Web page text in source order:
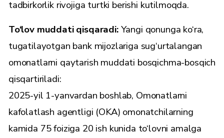
tadbirkorlik rivojiga turtki berishi kutilmoqda.
To‘lov muddati qisqaradi:Yangi qonunga ko‘ra,
tugatilayotgan bank mijozlariga sug‘urtalangan
omonatlarni qaytarish muddati bosqichma-bosqich
qisqartiriladi:
2025-yil 1-yanvardan boshlab, Omonatlarni
kafolatlash agentligi (OKA) omonatchilarning
kamida 75 foiziga 20 ish kunida to‘lovni amalga